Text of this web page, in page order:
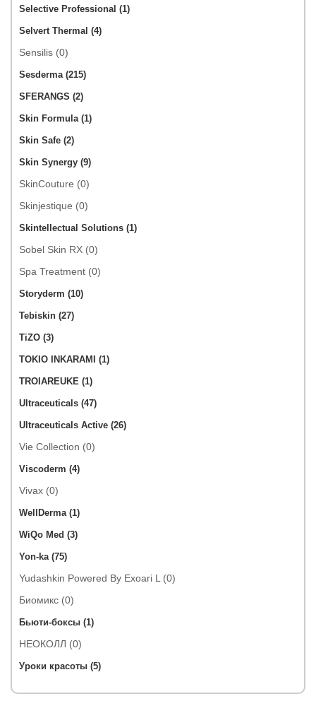
Selective Professional (1)
Selvert Thermal (4)
Sensilis (0)
Sesderma (215)
SFERANGS (2)
Skin Formula (1)
Skin Safe (2)
Skin Synergy (9)
SkinCouture (0)
Skinjestique (0)
Skintellectual Solutions (1)
Sobel Skin RX (0)
Spa Treatment (0)
Storyderm (10)
Tebiskin (27)
TiZO (3)
TOKIO INKARAMI (1)
TROIAREUKE (1)
Ultraceuticals (47)
Ultraceuticals Active (26)
Vie Collection (0)
Viscoderm (4)
Vivax (0)
WellDerma (1)
WiQo Med (3)
Yon-ka (75)
Yudashkin Powered By Exoari L (0)
Биомикс (0)
Бьюти-боксы (1)
НЕОКОЛЛ (0)
Уроки красоты (5)